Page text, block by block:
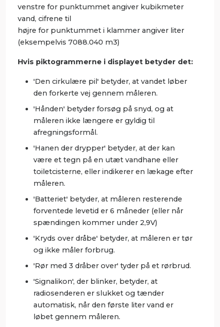
venstre for punktummet angiver kubikmeter
vand, cifrene til
højre for punktummet i klammer angiver liter
(eksempelvis 7088.040 m3)
Hvis piktogrammerne i displayet betyder det:
'Den cirkulære pil' betyder, at vandet løber
den forkerte vej gennem måleren.
'Hånden' betyder forsøg på snyd, og at
måleren ikke længere er gyldig til
afregningsformål.
'Hanen der drypper' betyder, at der kan
være et tegn på en utæt vandhane eller
toiletcisterne, eller indikerer en lækage efter
måleren.
'Batteriet' betyder, at måleren resterende
forventede levetid er 6 måneder (eller når
spændingen kommer under 2,9V)
'Kryds over dråbe' betyder, at måleren er tør
og ikke måler forbrug.
'Rør med 3 dråber over' tyder på et rørbrud.
'Signalikon', der blinker, betyder, at
radiosenderen er slukket og tænder
automatisk, når den første liter vand er
løbet gennem måleren.